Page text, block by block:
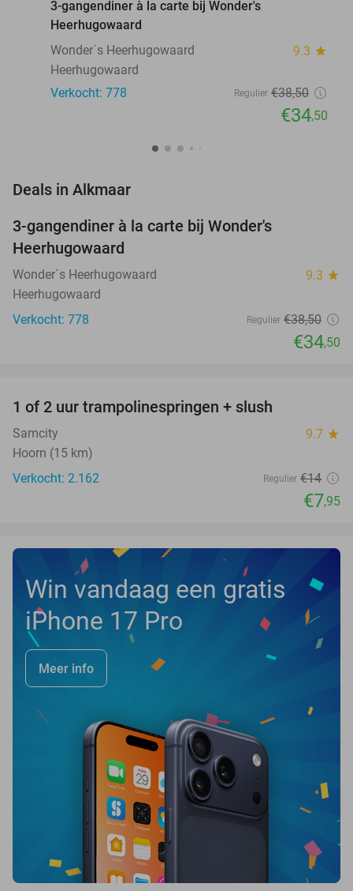
3-gangendiner à la carte bij Wonder's
Heerhugowaard
Wonder´s Heerhugowaard
9.3 star
Heerhugowaard
Verkocht: 778
Regulier €38,50
€34,50
Deals in Alkmaar
3-gangendiner à la carte bij Wonder's
Heerhugowaard
Wonder´s Heerhugowaard 9.3 star
Heerhugowaard
Verkocht: 778
Regulier €38,50
€34,50
1 of 2 uur trampolinespringen + slush
Samcity 9.7 star
Hoorn (15 km)
Verkocht: 2.162
Regulier €14
€7,95
Win vandaag een gratis
iPhone 17 Pro
Meer info